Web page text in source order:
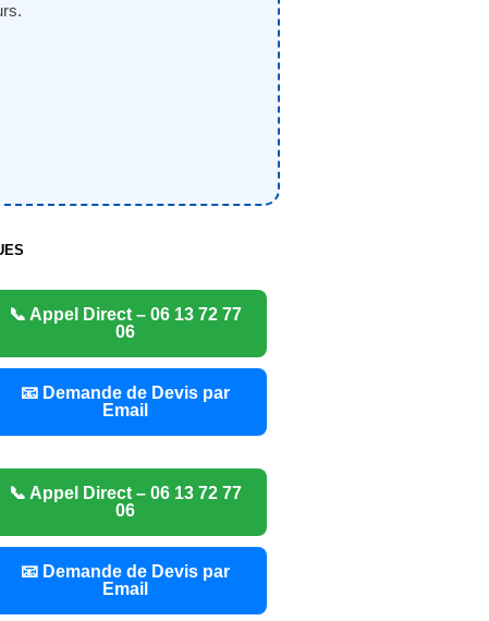
📞 Appel Direct – 06 13 72 77
06
📧 Demande de Devis par
Email
📞 Appel Direct – 06 13 72 77
06
📧 Demande de Devis par
Email